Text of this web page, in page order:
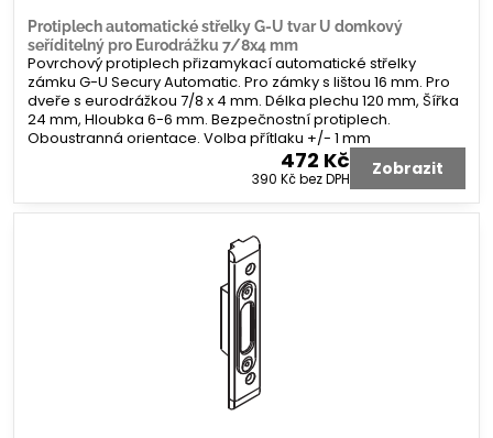
Protiplech automatické střelky G-U tvar U domkový
seříditelný pro Eurodrážku 7/8x4 mm
Povrchový protiplech přizamykací automatické střelky
zámku G-U Secury Automatic. Pro zámky s lištou 16 mm. Pro
dveře s eurodrážkou 7/8 x 4 mm. Délka plechu 120 mm, Šířka
24 mm, Hloubka 6-6 mm. Bezpečnostní protiplech.
Oboustranná orientace. Volba přítlaku +/- 1 mm
472 Kč
390 Kčbez DPH Zobrazit